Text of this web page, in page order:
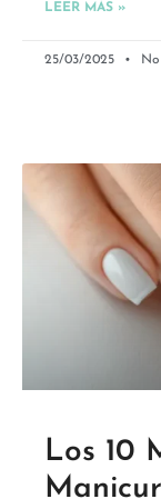
LEER MÁS »
25/03/2025
Los 10